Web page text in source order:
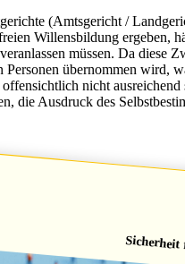
(Amtsgericht /
Willensbildung
müssen. Da
übernommen
nicht
die Ausdruck des